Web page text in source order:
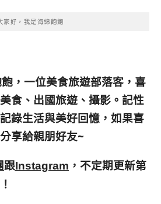
家好，我是海綿飽飽
，一位美食旅遊部落客， 喜
食、出國旅遊、攝影。 記性
錄生活與美好回憶， 如果喜
享給親朋好友~
跟Instagram ，不定期更新第